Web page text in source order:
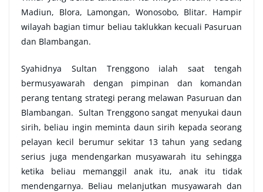
Madiun, Blora, Lamongan, Wonosobo, Blitar. Hampir
wilayah bagian timur beliau taklukkan kecuali Pasuruan
dan Blambangan.
Syahidnya Sultan Trenggono ialah saat tengah
bermusyawarah dengan pimpinan dan komandan
perang tentang strategi perang melawan Pasuruan dan
Blambangan. Sultan Trenggono sangat menyukai daun
sirih, beliau ingin meminta daun sirih kepada seorang
pelayan kecil berumur sekitar 13 tahun yang sedang
serius juga mendengarkan musyawarah itu sehingga
ketika beliau memanggil anak itu, anak itu tidak
mendengarnya. Beliau melanjutkan musyawarah dan